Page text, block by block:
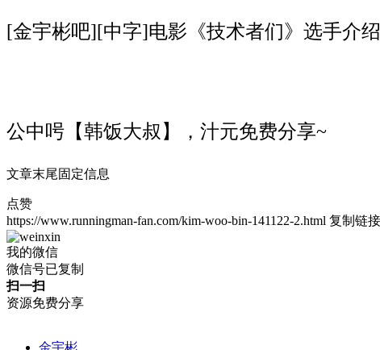
[金宇彬吧][中字]电影《技术者们》选手介
公中呺【韩饭大叔】，汁元免费分享~
文章末尾固定信息
点赞
https://www.runningman-fan.com/kim-woo-bin-141122-2.html 复制链接
我的微信
微信号已复制
扫一扫
资源免费分享